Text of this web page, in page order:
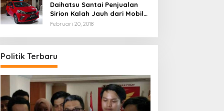
Daihatsu Santai Penjualan
Sirion Kalah Jauh dari Mobil
LCGC
Februari 20, 2018
Politik Terbaru